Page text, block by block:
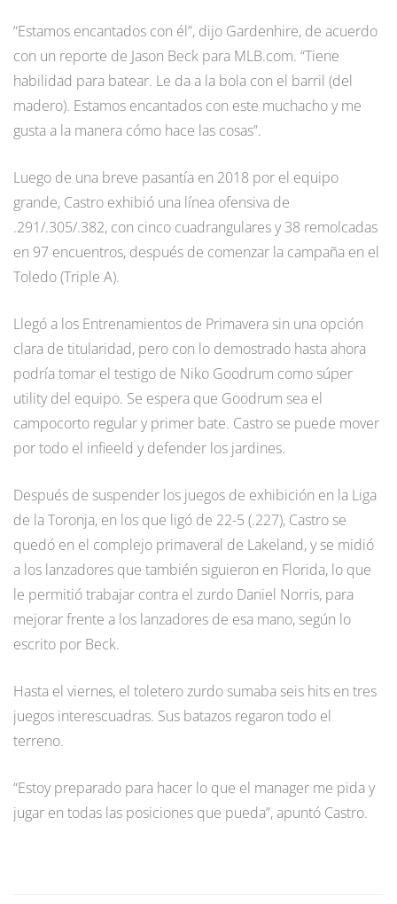
“Estamos encantados con él”, dijo Gardenhire, de acuerdo
con un reporte de Jason Beck para MLB.com. “Tiene
habilidad para batear. Le da a la bola con el barril (del
madero). Estamos encantados con este muchacho y me
gusta a la manera cómo hace las cosas”.
Luego de una breve pasantía en 2018 por el equipo
grande, Castro exhibió una línea ofensiva de
.291/.305/.382, con cinco cuadrangulares y 38 remolcadas
en 97 encuentros, después de comenzar la campaña en el
Toledo (Triple A).
Llegó a los Entrenamientos de Primavera sin una opción
clara de titularidad, pero con lo demostrado hasta ahora
podría tomar el testigo de Niko Goodrum como súper
utility del equipo. Se espera que Goodrum sea el
campocorto regular y primer bate. Castro se puede mover
por todo el infieeld y defender los jardines.
Después de suspender los juegos de exhibición en la Liga
de la Toronja, en los que ligó de 22-5 (.227), Castro se
quedó en el complejo primaveral de Lakeland, y se midió
a los lanzadores que también siguieron en Florida, lo que
le permitió trabajar contra el zurdo Daniel Norris, para
mejorar frente a los lanzadores de esa mano, según lo
escrito por Beck.
Hasta el viernes, el toletero zurdo sumaba seis hits en tres
juegos interescuadras. Sus batazos regaron todo el
terreno.
“Estoy preparado para hacer lo que el manager me pida y
jugar en todas las posiciones que pueda”, apuntó Castro.